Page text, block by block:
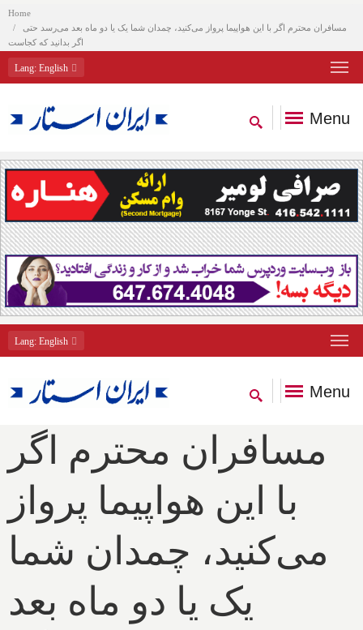
Home
مسافران محترم اگر با این هواپیما پرواز می‌کنید، چمدان شما یک یا دو ماه بعد می‌رسد حتی
اگر بدانید که کجاست
Lang: English
Menu
Lang: English
Menu
مسافران محترم اگر
با این هواپیما پرواز
می‌کنید، چمدان شما
یک یا دو ماه بعد